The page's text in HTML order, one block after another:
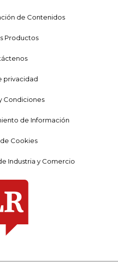
de Contenidos
Productos
privacidad
Condiciones
de Información
Cookies
Industria y Comercio